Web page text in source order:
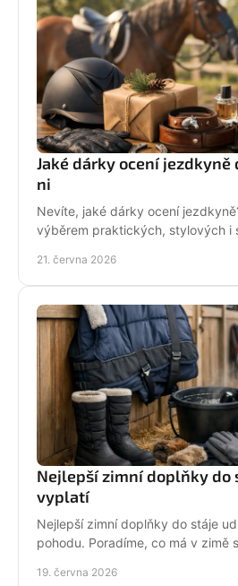
Jaké dárky ocení jezdkyně
ni
Nevíte, jaké dárky ocení
výběrem praktických, stylových i
21. června 2026
Nejlepší zimní doplňky do
vyplatí
Nejlepší zimní doplňky do stáje
pohodu. Poradíme, co má v zimě
19. června 2026